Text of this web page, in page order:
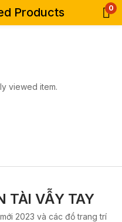
Products 0
viewed item.
TÀI VẪY TAY
2023 và các đồ trang trí